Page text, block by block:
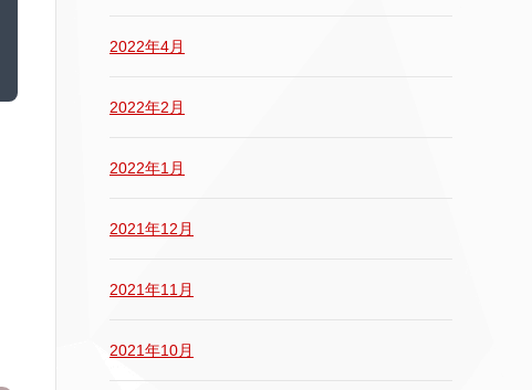
2022年4月
2022年2月
2022年1月
2021年12月
2021年11月
2021年10月